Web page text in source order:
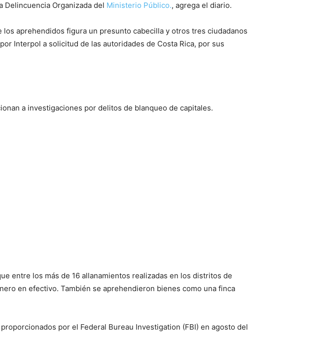
Delincuencia Organizada del Ministerio Público., agrega el diario.
aprehendidos figura un presunto cabecilla y otros tres ciudadanos
Interpol a solicitud de las autoridades de Costa Rica, por sus
a investigaciones por delitos de blanqueo de capitales.
entre los más de 16 allanamientos realizadas en los distritos de
en efectivo. También se aprehendieron bienes como una finca
por el Federal Bureau Investigation (FBI) en agosto del